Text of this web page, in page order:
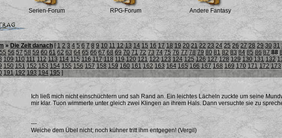
Serien-Forum RPG-Forum Andere Fantasy
» Die Zeit danach [1 2 3 4 5 6 7 8 9 10 11 12 13 14 15 16 17 18 19 20 21 22 23 24 25 26 27 28 29 30 31
55 56 57 58 59 60 61 62 63 64 65 66 67 68 69 70 71 72 73 74 75 76 77 78 79 80 81 82 83 84 85 86 87 88
109 110 111 112 113 114 115 116 117 118 119 120 121 122 123 124 125 126 127 128 129 130 131 132
150 151 152 153 154 155 156 157 158 159 160 161 162 163 164 165 166 167 168 169 170 171 172 173
191 192 193 194 195 ]
Ich ließ mich nicht einschüchtern und sah Rand an. Ein leichtes Lächeln zuckte um seine
mir klar. Tuon wimmerte unter gleich zwei Klingen an ihrem Hals. Dann versuchte sie zu
---
Weiche dem Übel nicht; noch kühner tritt ihm entgegen! (Vergil)